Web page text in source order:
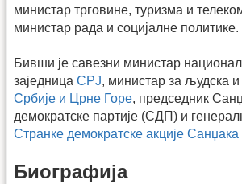
министар трговине, туризма и
министар рада и социјалне политике.
Бивши је савезни министар
заједница СРЈ, министар за људска
Србије и Црне Горе, председник
демократске партије (СДП) и
Странке демократске акције Санџака
Биографија